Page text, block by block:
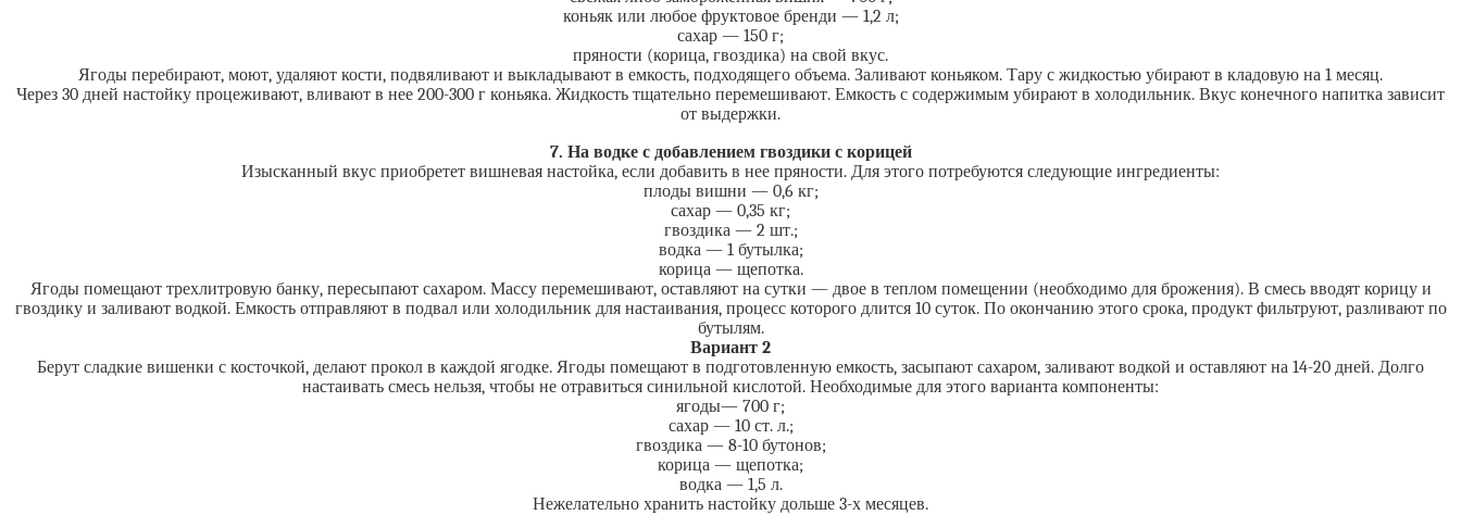
коньяк или любое фруктовое бренди — 1,2 л;
сахар — 150 г;
пряности (корица, гвоздика) на свой вкус.
Ягоды перебирают, моют, удаляют кости, подвяливают и выкладывают в емкость, подходящего объема. Заливают коньяком. Тару с жидкостью убирают в кладовую на 1 месяц.
Через 30 дней настойку процеживают, вливают в нее 200-300 г коньяка. Жидкость тщательно перемешивают. Емкость с содержимым убирают в холодильник. Вкус конечного напитка зависит
от выдержки.
7. На водке с добавлением гвоздики с корицей
Изысканный вкус приобретет вишневая настойка, если добавить в нее пряности. Для этого потребуются следующие ингредиенты:
плоды вишни — 0,6 кг;
сахар — 0,35 кг;
гвоздика — 2 шт.;
водка — 1 бутылка;
корица — щепотка.
Ягоды помещают трехлитровую банку, пересыпают сахаром. Массу перемешивают, оставляют на сутки — двое в теплом помещении (необходимо для брожения). В смесь вводят корицу и
гвоздику и заливают водкой. Емкость отправляют в подвал или холодильник для настаивания, процесс которого длится 10 суток. По окончанию этого срока, продукт фильтруют, разливают по
бутылям.
Вариант 2
Берут сладкие вишенки с косточкой, делают прокол в каждой ягодке. Ягоды помещают в подготовленную емкость, засыпают сахаром, заливают водкой и оставляют на 14-20 дней. Долго
настаивать смесь нельзя, чтобы не отравиться синильной кислотой. Необходимые для этого варианта компоненты:
ягоды— 700 г;
сахар — 10 ст. л.;
гвоздика — 8-10 бутонов;
корица — щепотка;
водка — 1,5 л.
Нежелательно хранить настойку дольше 3-х месяцев.